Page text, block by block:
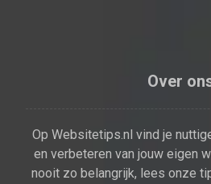
Over
Op Websitetips.nl vind je
en verbeteren van jouw eigen
nooit zo belangrijk, lees onze